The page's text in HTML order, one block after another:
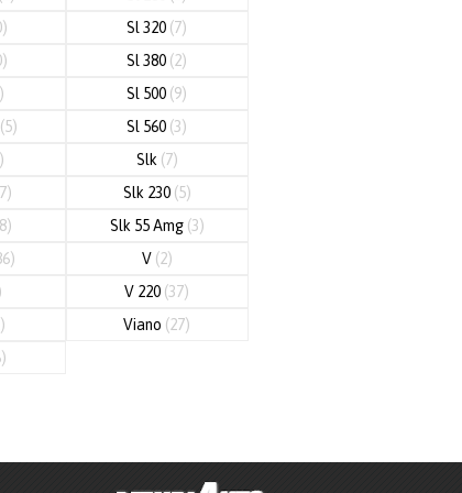
Sl 320 (7)
Sl 380 (2)
Sl 500 (9)
(5) Sl 560 (3)
Slk (7)
Slk 230 (5)
Slk 55 Amg (3)
V (2)
V 220 (37)
Viano (27)